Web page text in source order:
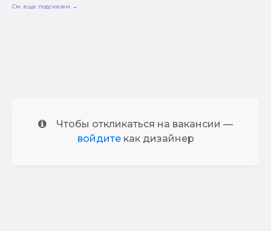
См. еще подсказки →
Чтобы откликаться на вакансии —
войдитекак дизайнер